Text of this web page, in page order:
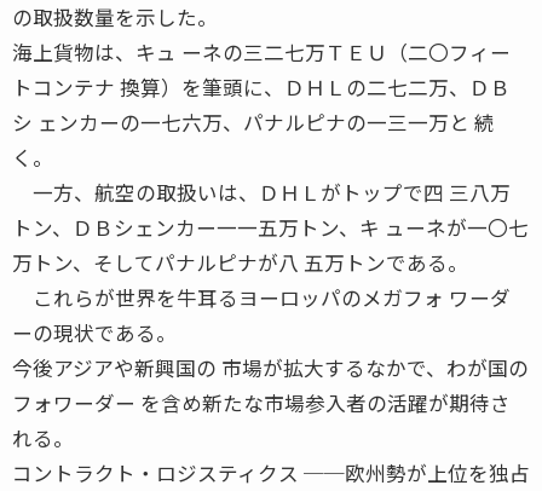
の取扱数量を示した。
海上貨物は、キュ ーネの三二七万ＴＥＵ（二〇フィー
トコンテナ 換算）を筆頭に、ＤＨＬの二七二万、ＤＢ
シ ェンカーの一七六万、パナルピナの一三一万と 続
く。
一方、航空の取扱いは、ＤＨＬがトップで四 三八万
トン、ＤＢシェンカー一一五万トン、キ ューネが一〇七
万トン、そしてパナルピナが八 五万トンである。
これらが世界を牛耳るヨーロッパのメガフォ ワーダ
ーの現状である。
今後アジアや新興国の 市場が拡大するなかで、わが国の
フォワーダー を含め新たな市場参入者の活躍が期待さ
れる。
コントラクト・ロジスティクス ──欧州勢が上位を独占